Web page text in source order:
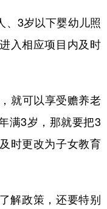
3岁以下婴幼儿照
入相应项目内及时
就可以享受赡养老
满3岁，那就要把3
时更改为子女教育
政策，还要特别